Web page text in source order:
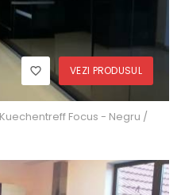
VEZI PRODUSUL
Focus - Negru /